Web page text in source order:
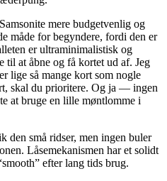
mere budgetvenlig og
måde for begyndere, fordi den er
er ultraminimalistisk og
at åbne og få kortet ud af. Jeg
lige så mange kort som nogle
skal du prioritere. Og ja — ingen
at bruge en lille møntlomme i
den små ridser, men ingen buler
Låsemekanismen har et solidt
efter lang tids brug.